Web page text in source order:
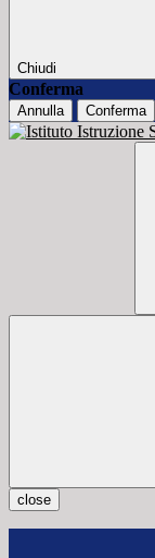
Chiudi
Conferma
Annulla Conferma
close